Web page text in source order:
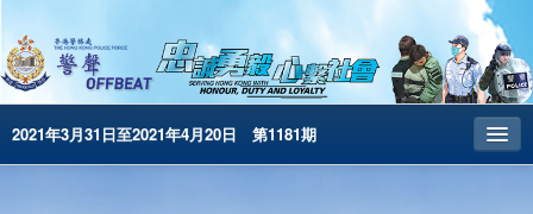
2021年3月31日至2021年4月20日 第1181期